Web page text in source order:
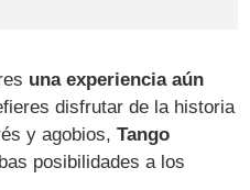
una experiencia aún
disfrutar de la historia
y agobios,Tango
posibilidades a los